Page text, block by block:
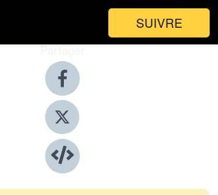
SUIVRE
Partager